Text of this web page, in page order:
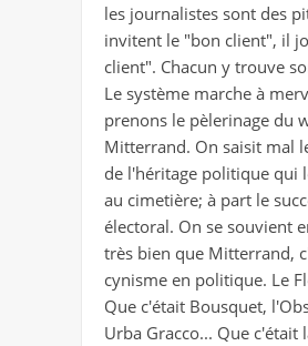
les journalistes sont des
invitent le "bon client", il
client". Chacun y trouve
Le système marche à
prenons le pèlerinage du
Mitterrand. On saisit mal
de l'héritage politique qui
au cimetière; à part le
électoral. On se souvient
très bien que Mitterrand,
cynisme en politique. Le
Que c'était Bousquet,
Urba Gracco... Que c'était